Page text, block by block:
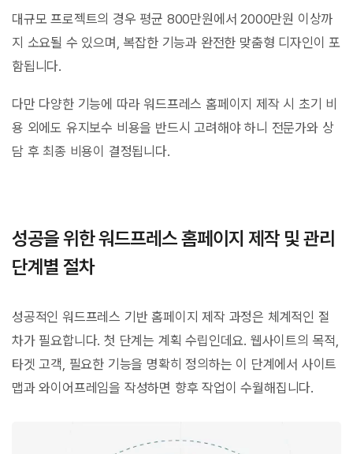
대규모 프로젝트의 경우 평균 800만원에서 2000만원 이상까
지 소요될 수 있으며, 복잡한 기능과 완전한 맞춤형 디자인이 포
함됩니다.
다만 다양한 기능에 따라 워드프레스 홈페이지 제작 시 초기 비
용 외에도 유지보수 비용을 반드시 고려해야 하니 전문가와 상
담 후 최종 비용이 결정됩니다.
성공을 위한 워드프레스 홈페이지 제작 및 관리
단계별 절차
성공적인 워드프레스 기반 홈페이지 제작 과정은 체계적인 절
차가 필요합니다. 첫 단계는 계획 수립인데요. 웹사이트의 목적,
타겟 고객, 필요한 기능을 명확히 정의하는 이 단계에서 사이트
맵과 와이어프레임을 작성하면 향후 작업이 수월해집니다.